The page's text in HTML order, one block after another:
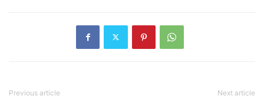
Previous article Next article